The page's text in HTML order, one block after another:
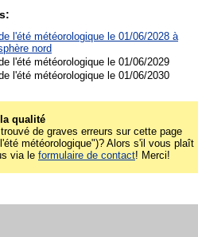
l'été météorologique le 01/06/2028 à
nord
l'été météorologique le 01/06/2029
l'été météorologique le 01/06/2030
qualité
de graves erreurs sur cette page
météorologique")? Alors s'il vous plaît
via le formulaire de contact! Merci!